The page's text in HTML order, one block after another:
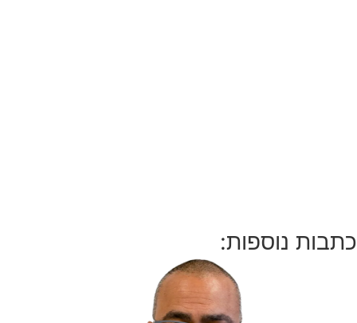
כתבות נוספות: